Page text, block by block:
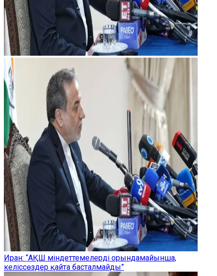
Иран: “АҚШ міндеттемелерді орындамайынша,
келіссөздер қайта басталмайды”